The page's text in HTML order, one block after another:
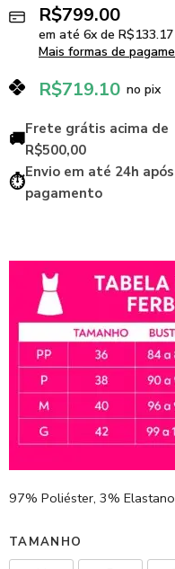
R$799.00
em até 6x de R$133.17
Mais formas de
R$719.10 no pix
🚚Frete grátis acima de
R$500,00
⏱️Envio em até 24h
pagamento
97% Poliéster, 3%
TAMANHO